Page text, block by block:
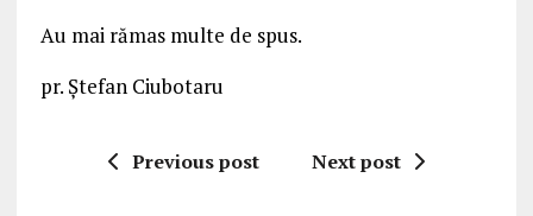
Au mai rămas multe de spus.
pr. Ștefan Ciubotaru
Previous post Next post